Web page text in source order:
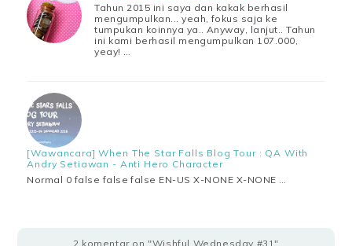
Tahun 2015 ini saya dan kakak berhasil
mengumpulkan... yeah, fokus saja ke
tumpukan koinnya ya.. Anyway, lanjut.. Tahun
ini kami berhasil mengumpulkan 107.000,
yeay! …
[Wawancara] When The Star Falls Blog Tour : QA With
Andry Setiawan - Anti Hero Character
Normal 0 false false false EN-US X-NONE X-NONE …
2 komentar on "Wishful Wednesday #31"